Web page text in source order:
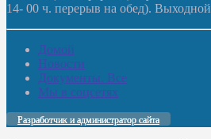
14- 00 ч. перерыв на обед). Выходной
Домой
Новости
Документы. Все
Мы в соцсетях
Разработчик и администратор сайта